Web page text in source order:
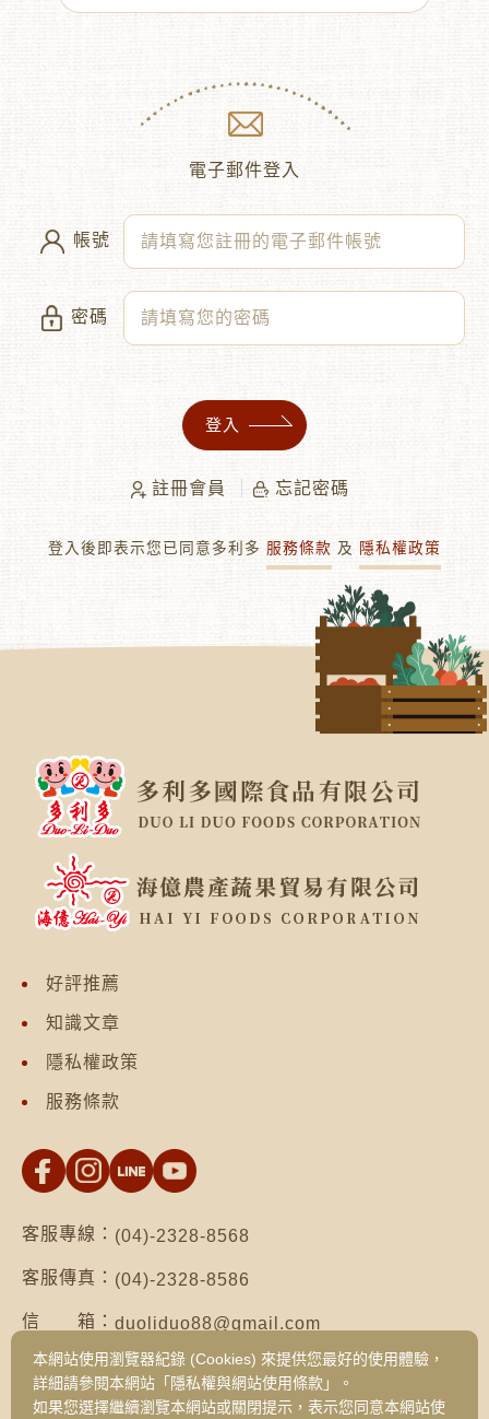
電子郵件登入
帳號
密碼
登入
註冊會員 忘記密碼
登入後即表示您已同意多利多 服務條款 及 隱私權政策
好評推薦
知識文章
隱私權政策
服務條款
客服專線： (04)-2328-8568
客服傳真： (04)-2328-8586
信 箱： duoliduo88@gmail.com
地 址：台南市仁德區保安路二段552號（台南總公
司）
台中市西區健行路1049號3樓之19（台中
本網站使用瀏覽器紀錄 (Cookies) 來提供您最好的使用體驗，
詳細請參閱本網站「隱私權與網站使用條款」。
如果您選擇繼續瀏覽本網站或關閉提示，表示您同意本網站使